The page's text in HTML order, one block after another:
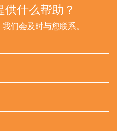
什么帮助？
们会及时与您联系。